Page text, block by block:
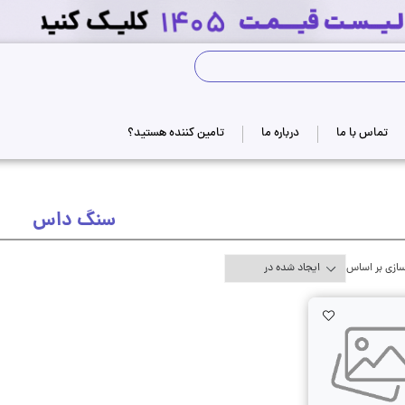
تماس با ما درباره ما تامین کننده هستید؟
سنگ داس
بر اساس
AddToWishlist